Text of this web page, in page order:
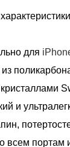
для
и
всем портам